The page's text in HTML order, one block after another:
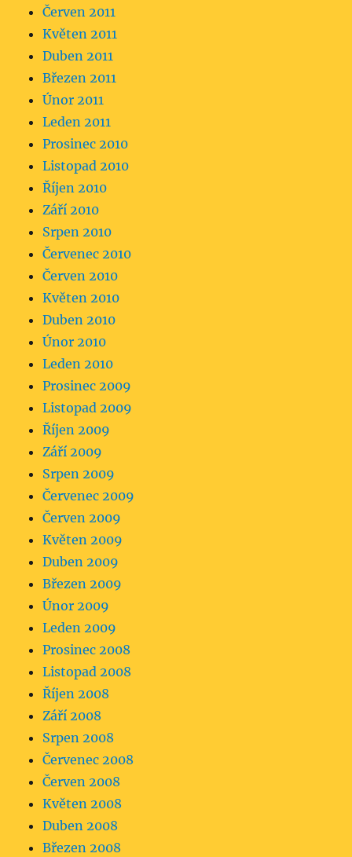
Červen 2011
Květen 2011
Duben 2011
Březen 2011
Únor 2011
Leden 2011
Prosinec 2010
Listopad 2010
Říjen 2010
Září 2010
Srpen 2010
Červenec 2010
Červen 2010
Květen 2010
Duben 2010
Únor 2010
Leden 2010
Prosinec 2009
Listopad 2009
Říjen 2009
Září 2009
Srpen 2009
Červenec 2009
Červen 2009
Květen 2009
Duben 2009
Březen 2009
Únor 2009
Leden 2009
Prosinec 2008
Listopad 2008
Říjen 2008
Září 2008
Srpen 2008
Červenec 2008
Červen 2008
Květen 2008
Duben 2008
Březen 2008